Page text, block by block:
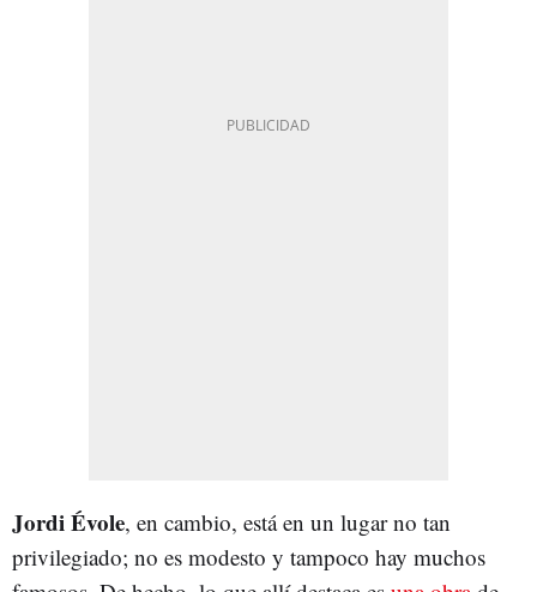
Jordi Évole, en cambio, está en un lugar no tan
privilegiado; no es modesto y tampoco hay muchos